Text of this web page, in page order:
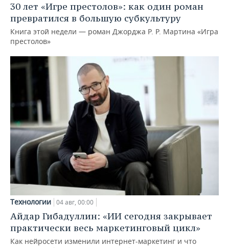
30 лет «Игре престолов»: как один роман
превратился в большую субкультуру
Книга этой недели — роман Джорджа Р. Р. Мартина «Игра
престолов»
Технологии 04 авг, 00:00
Айдар Гибадуллин: «ИИ сегодня закрывает
практически весь маркетинговый цикл»
Как нейросети изменили интернет-маркетинг и что